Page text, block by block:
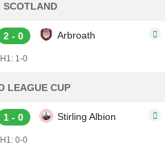
SCOTLAND
2 - 0 Arbroath
H1: 1-0
LEAGUE CUP
1 - 0 Stirling Albion
H1: 0-0